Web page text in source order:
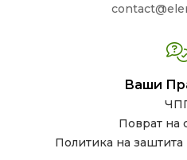
Ваши
Поврат на
Политика на